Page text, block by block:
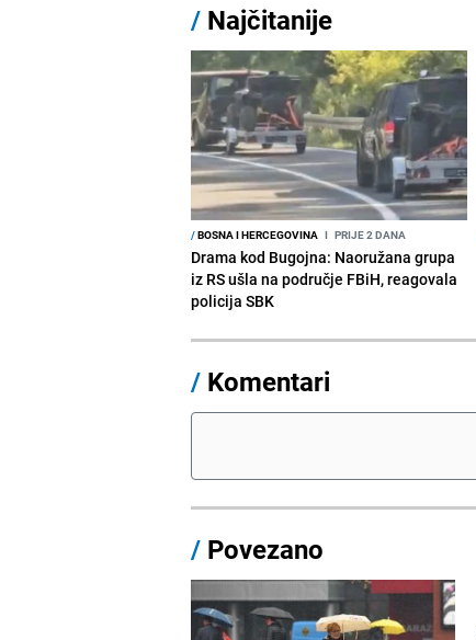
/ Najčitanije
/BOSNA I HERCEGOVINA I PRIJE 2 DANA
Drama kod Bugojna: Naoružana grupa
iz RS ušla na područje FBiH, reagovala
policija SBK
/ Komentari
/ Povezano